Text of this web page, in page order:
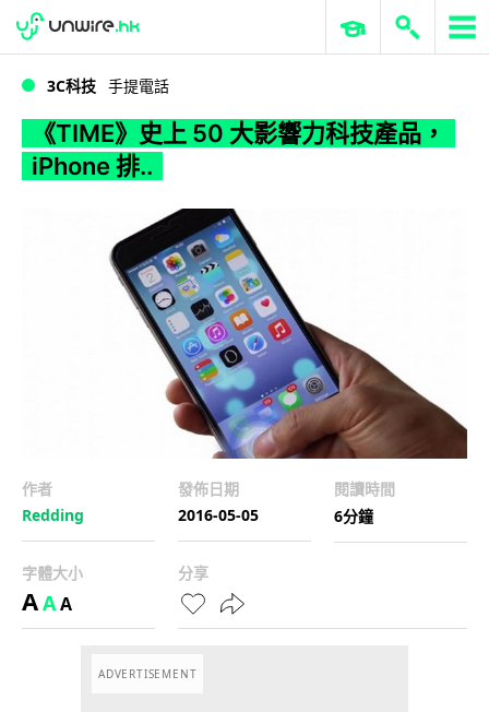
WWDC 2026 ERP 與商業 AI
3C科技 手提電話
《TIME》史上 50 大影響力科技產品，
iPhone 排..
作者
Redding
發佈日期
2016-05-05
閱讀時間
6分鐘
字體大小
AAA
分享
ADVERTISEMENT